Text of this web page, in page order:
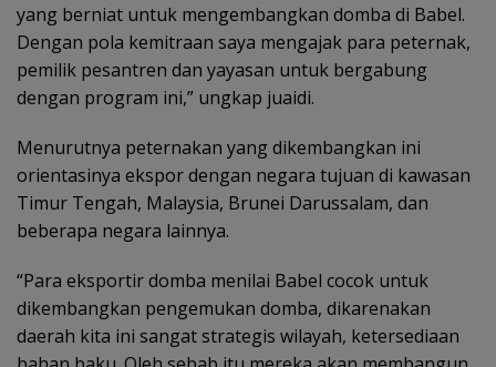
yang berniat untuk mengembangkan domba di Babel.
Dengan pola kemitraan saya mengajak para peternak,
pemilik pesantren dan yayasan untuk bergabung
dengan program ini,” ungkap juaidi.
Menurutnya peternakan yang dikembangkan ini
orientasinya ekspor dengan negara tujuan di kawasan
Timur Tengah, Malaysia, Brunei Darussalam, dan
beberapa negara lainnya.
“Para eksportir domba menilai Babel cocok untuk
dikembangkan pengemukan domba, dikarenakan
daerah kita ini sangat strategis wilayah, ketersediaan